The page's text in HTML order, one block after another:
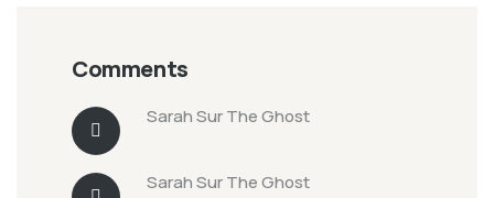
Comments
SarahSurThe Ghost
SarahSurThe Ghost